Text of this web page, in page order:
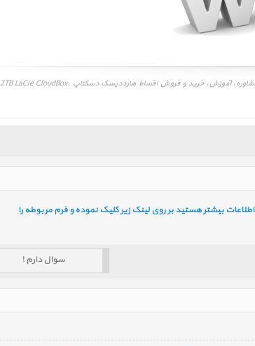
خرید اینترنتی، فروش اینترنتی، خرید و فروش هارددیسک دسکتاپ 2TB LaCie CloudBox، LaCie CloudBox 2TB ‎، مشاوره، آموزش، خرید و فروش اقساط هارددیسک دسکتاپ 2TB LaCie CloudBox،
بیشتر هستید بر روی لینک زیر کلیک نموده و فرم مربوطه را
سوال دارم !